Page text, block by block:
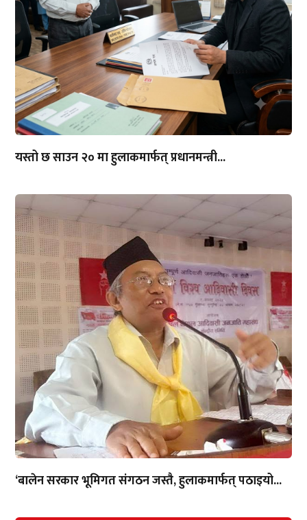
यस्तो छ साउन २० मा हुलाकमार्फत् प्रधानमन्त्री...
‘बालेन सरकार भूमिगत संगठन जस्तै, हुलाकमार्फत् पठाइयो...